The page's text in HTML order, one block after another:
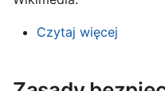
Czytaj więcej